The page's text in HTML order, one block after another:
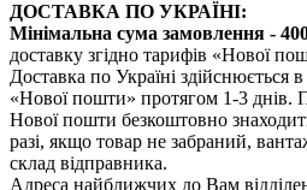
ДОСТАВКА ПО УКРАЇНІ:
Мінімальна сума замовлення -
доставку згідно тарифів «Нової
Доставка по Україні здійснюється в
«Нової пошти» протягом 1-3 днів.
Нової пошти безкоштовно
разі, якщо товар не забраний,
склад відправника.
Адреса найближчих до Вам